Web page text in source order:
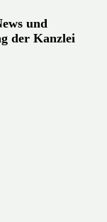
und
der Kanzlei